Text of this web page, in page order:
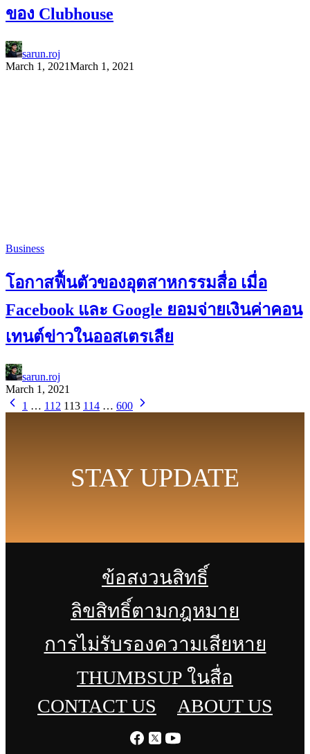
ของ Clubhouse
sarun.roj
March 1, 2021March 1, 2021
Business
โอกาสฟื้นตัวของอุตสาหกรรมสื่อ เมื่อ
Facebook และ Google ยอมจ่ายเงินค่าคอน
เทนต์ข่าวในออสเตรเลีย
sarun.roj
March 1, 2021
1 … 112 113 114 … 600
STAY UPDATE
ข้อสงวนสิทธิ์
ลิขสิทธิ์ตามกฎหมาย
การไม่รับรองความเสียหาย
THUMBSUP ในสื่อ
CONTACT US
ABOUT US